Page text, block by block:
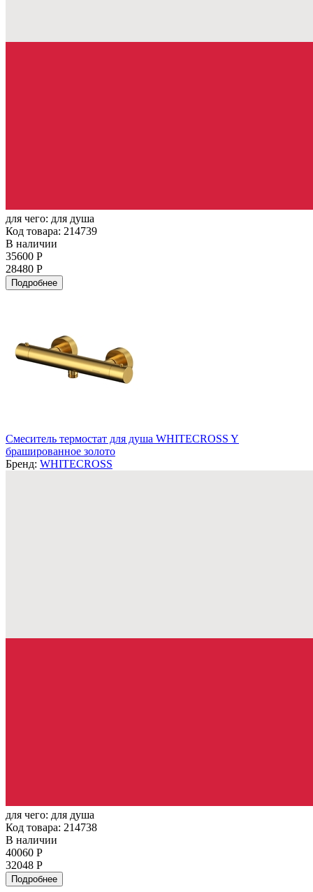
для чего: для душа
Код товара: 214739
В наличии
35600 Р
28480 Р
Подробнее
Смеситель термостат для душа WHITECROSS Y
брашированное золото
Бренд: WHITECROSS
для чего: для душа
Код товара: 214738
В наличии
40060 Р
32048 Р
Подробнее